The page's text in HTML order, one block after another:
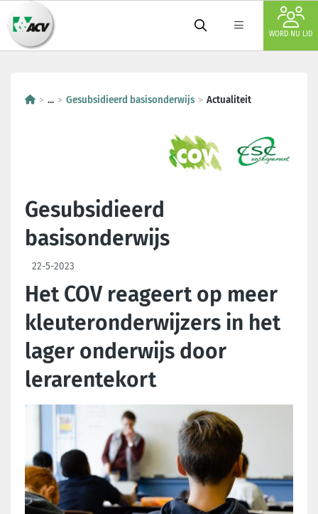
WORD NU LID
... Gesubsidieerd basisonderwijs Actualiteit
Gesubsidieerd
basisonderwijs
22-5-2023
Het COV reageert op meer
kleuteronderwijzers in het
lager onderwijs door
lerarentekort